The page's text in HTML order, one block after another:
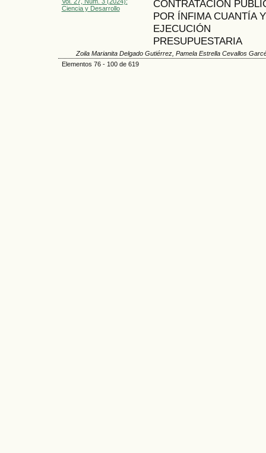
Ciencia y Desarrollo
CONTRATACIÓN
POR ÍNFIMA CUANTÍA
EJECUCIÓN
PRESUPUESTARIA
Zoila Marianita Delgado Gutiérrez, Pamela Estrella Cevallos
Elementos 76 - 100 de 619